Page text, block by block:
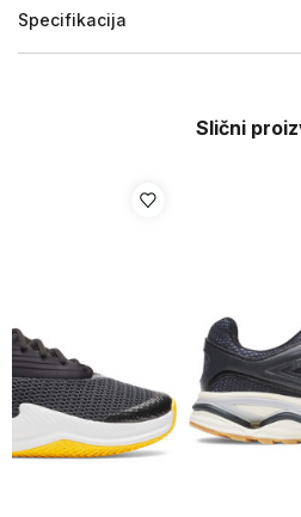
Specifikacija
Slični